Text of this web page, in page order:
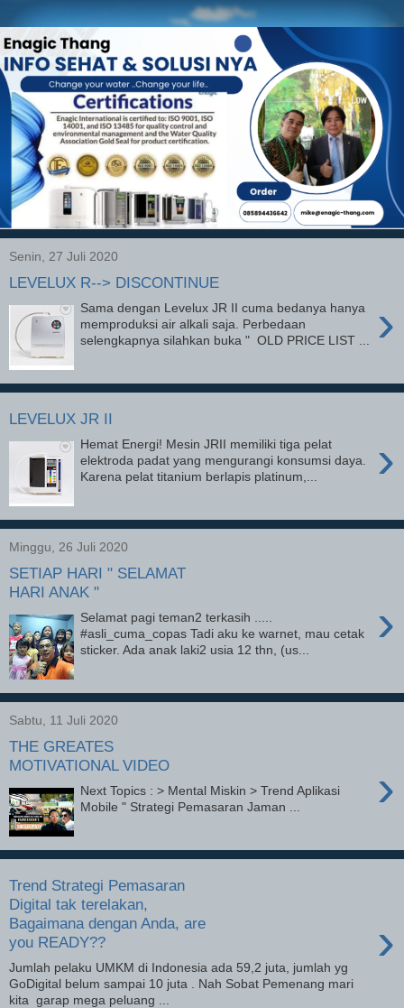
Senin, 27 Juli 2020
LEVELUX R--> DISCONTINUE
›
Sama dengan Levelux JR II cuma bedanya hanya
memproduksi air alkali saja. Perbedaan
selengkapnya silahkan buka " OLD PRICE LIST ...
LEVELUX JR II
›
Hemat Energi! Mesin JRII memiliki tiga pelat
elektroda padat yang mengurangi konsumsi daya.
Karena pelat titanium berlapis platinum,...
Minggu, 26 Juli 2020
SETIAP HARI " SELAMAT
HARI ANAK "
›
Selamat pagi teman2 terkasih .....
#asli_cuma_copas Tadi aku ke warnet, mau cetak
sticker. Ada anak laki2 usia 12 thn, (us...
Sabtu, 11 Juli 2020
THE GREATES
MOTIVATIONAL VIDEO
›
Next Topics : > Mental Miskin > Trend Aplikasi
Mobile " Strategi Pemasaran Jaman ...
Trend Strategi Pemasaran
Digital tak terelakan,
Bagaimana dengan Anda, are
you READY??
›
Jumlah pelaku UMKM di Indonesia ada 59,2 juta, jumlah yg
GoDigital belum sampai 10 juta . Nah Sobat Pemenang mari
kita garap mega peluang ...